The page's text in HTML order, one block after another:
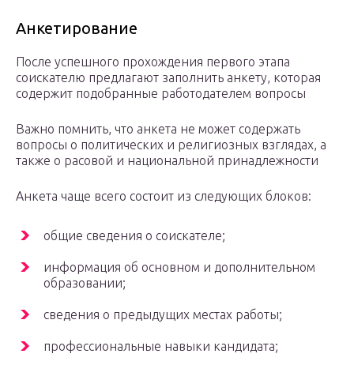
Анкетирование
После успешного прохождения первого этапа
соискателю предлагают заполнить анкету, которая
содержит подобранные работодателем вопросы
Важно помнить, что анкета не может содержать
вопросы о политических и религиозных взглядах, а
также о расовой и национальной принадлежности
Анкета чаще всего состоит из следующих блоков:
общие сведения о соискателе;
информация об основном и дополнительном
образовании;
сведения о предыдущих местах работы;
профессиональные навыки кандидата;